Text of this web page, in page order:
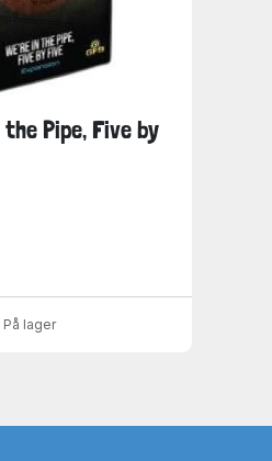
the Pipe, Five by
På lager